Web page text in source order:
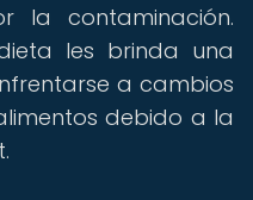
la contaminación.
les brinda una
a cambios
debido a la